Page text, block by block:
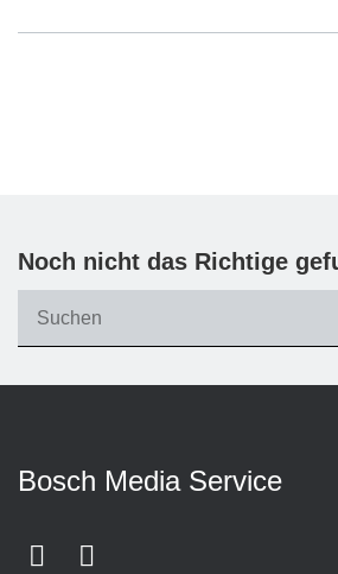
Noch nicht das Richtige
Bosch Media Service